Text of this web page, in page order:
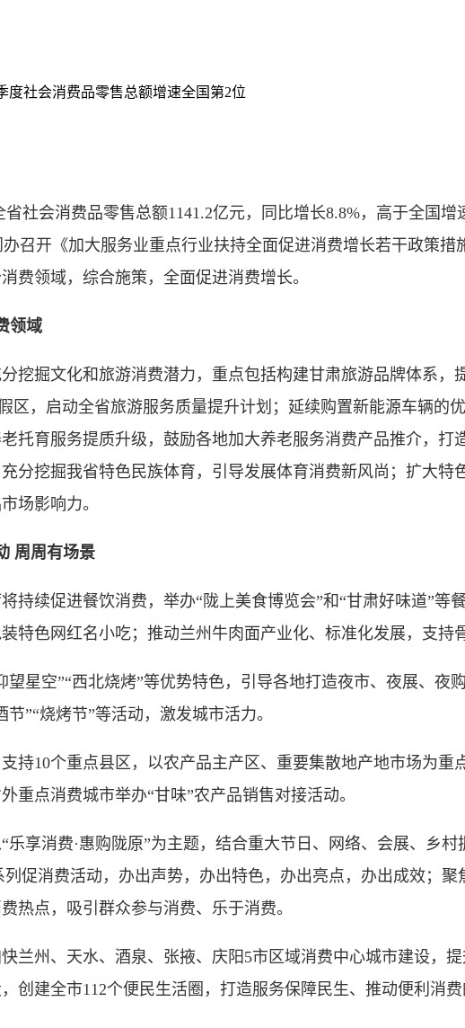
度社会消费品零售总额增速全国第2位
会消费品零售总额1141.2亿元，同比增长8.8%，高于全国增
召开《加大服务业重点行业扶持全面促进消费增长若干政策
费领域，综合施策，全面促进消费增长。
领域
掘文化和旅游消费潜力，重点包括构建甘肃旅游品牌体系，
区，启动全省旅游服务质量提升计划；延续购置新能源车辆的
托育服务提质升级，鼓励各地加大养老服务消费产品推介，
分挖掘我省特色民族体育，引导发展体育消费新风尚；扩大特
场影响力。
周周有场景
续促进餐饮消费，举办“陇上美食博览会”和“甘肃好味道”等
特色网红名小吃；推动兰州牛肉面产业化、标准化发展，支持
空”“西北烧烤”等优势特色，引导各地打造夜市、夜展、夜
”“烧烤节”等活动，激发城市活力。
10个重点县区，以农产品主产区、重要集散地产地市场为重
重点消费城市举办“甘味”农产品销售对接活动。
消费·惠购陇原”为主题，结合重大节日、网络、会展、乡
列促消费活动，办出声势，办出特色，办出亮点，办出成效；
热点，吸引群众参与消费、乐于消费。
州、天水、酒泉、张掖、庆阳5市区域消费中心城市建设，
创建全市112个便民生活圈，打造服务保障民生、推动便利消费